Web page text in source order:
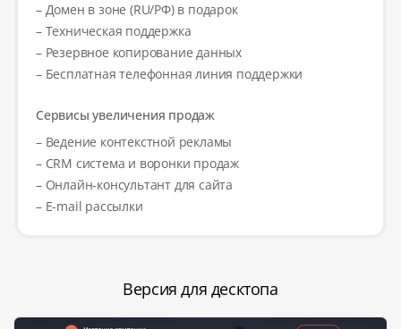
– Домен в зоне (RU/РФ) в подарок
– Техническая поддержка
– Резервное копирование данных
– Бесплатная телефонная линия поддержки
Сервисы увеличения продаж
– Ведение контекстной рекламы
– CRM система и воронки продаж
– Онлайн-консультант для сайта
– E-mail рассылки
Версия для десктопа